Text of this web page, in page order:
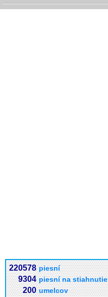
220578 piesní
9304 piesní na stiahnutie
200 umelcov